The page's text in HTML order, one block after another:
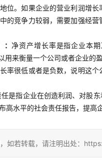
位。如果企业的营业利润增
的竞争力较弱，需要加强经
净资产增长率是指企业本
用来衡量一个公司或者企业的
率很低或者是负数，说明这
是指企业在创造利润、对股
高水平的社会责任报告，提高
如若转载，请注明出处：